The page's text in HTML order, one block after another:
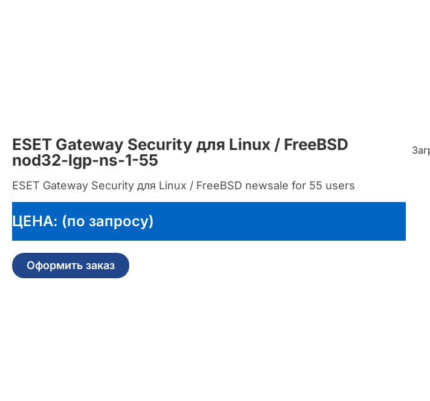
ESET Gateway Security для Linux / FreeBSD
nod32-lgp-ns-1-55
ESET Gateway Security для Linux / FreeBSD newsale for 55 users
ЦЕНА: (по запросу)
Оформить заказ